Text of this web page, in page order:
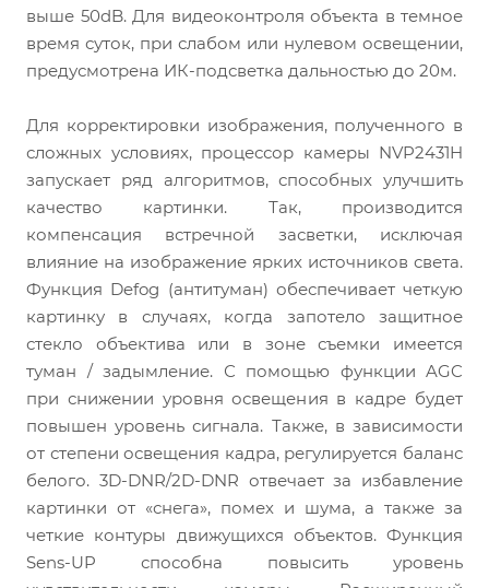
выше 50dB. Для видеоконтроля объекта в темное
время суток, при слабом или нулевом освещении,
предусмотрена ИК-подсветка дальностью до 20м.
Для корректировки изображения, полученного в
сложных условиях, процессор камеры NVP2431H
запускает ряд алгоритмов, способных улучшить
качество картинки. Так, производится
компенсация встречной засветки, исключая
влияние на изображение ярких источников света.
Функция Defog (антитуман) обеспечивает четкую
картинку в случаях, когда запотело защитное
стекло объектива или в зоне съемки имеется
туман / задымление. С помощью функции AGC
при снижении уровня освещения в кадре будет
повышен уровень сигнала. Также, в зависимости
от степени освещения кадра, регулируется баланс
белого. 3D-DNR/2D-DNR отвечает за избавление
картинки от «снега», помех и шума, а также за
четкие контуры движущихся объектов. Функция
Sens-UP способна повысить уровень